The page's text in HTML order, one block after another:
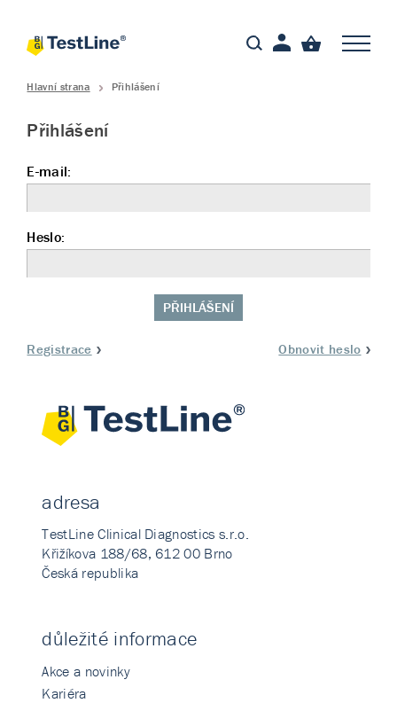
Hlavní strana Přihlášení
Přihlášení
E-mail:
Heslo:
PŘIHLÁŠENÍ
Registrace Obnovit heslo
adresa
TestLine Clinical Diagnostics s.r.o.
Křižíkova 188/68, 612 00 Brno
Česká republika
důležité informace
Akce a novinky
Kariéra